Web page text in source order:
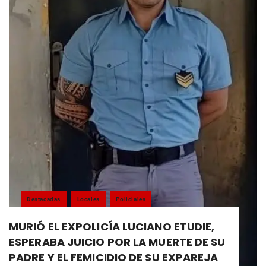
Destacadas Locales Policiales
MURIÓ EL EXPOLICÍA LUCIANO ETUDIE,
ESPERABA JUICIO POR LA MUERTE DE SU
PADRE Y EL FEMICIDIO DE SU EXPAREJA